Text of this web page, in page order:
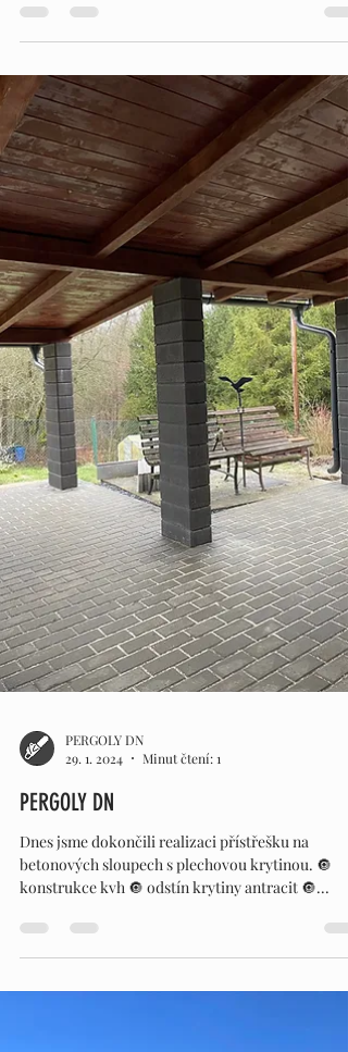
PERGOLY DN
31. 1. 2024
Minut čtení: 1
PERGOLY DN
Garantujeme použití vysoce kvalitních materiálů.
Zabýváme se výrobou • Dřevěné pergoly • Stání
automobily • Dřevěné terasy • Zahradní...